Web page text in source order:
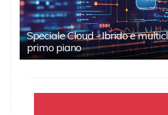
Speciale Cloud - Ibrido e
primo piano